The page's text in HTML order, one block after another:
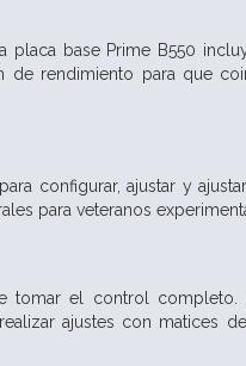
base Prime B550
rendimiento para que
configurar, ajustar y
para veteranos
tomar el control completo.
ajustes con matices